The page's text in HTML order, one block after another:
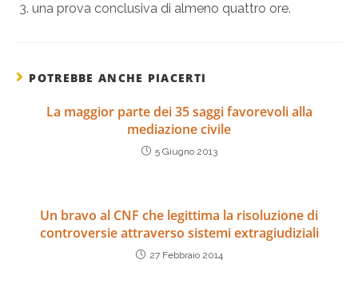
una prova conclusiva di almeno quattro ore.
POTREBBE ANCHE PIACERTI
La maggior parte dei 35 saggi favorevoli alla
mediazione civile
5 Giugno 2013
Un bravo al CNF che legittima la risoluzione di
controversie attraverso sistemi extragiudiziali
27 Febbraio 2014